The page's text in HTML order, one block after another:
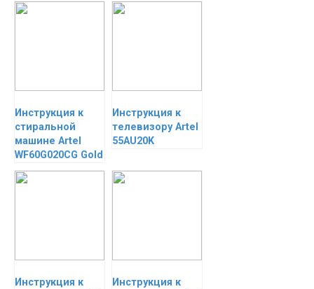
Инструкция к
стиральной
машине Artel
WF60G020CG Gold
Инструкция к
телевизору Artel
55AU20K
Инструкция к
Инструкция к